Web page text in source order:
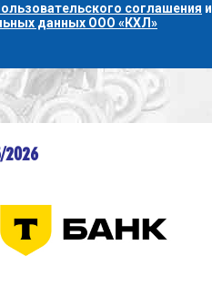
соглашения и
данных ООО «КХЛ»
2026